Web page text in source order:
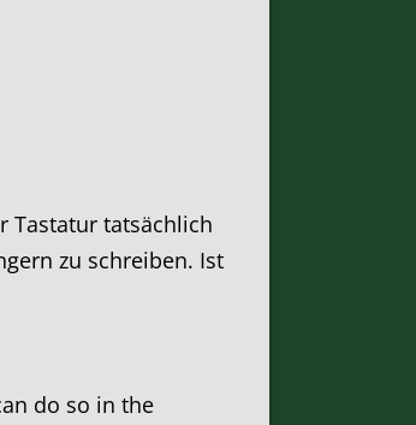
Tastatur tatsächlich
zu schreiben. Ist
do so in the